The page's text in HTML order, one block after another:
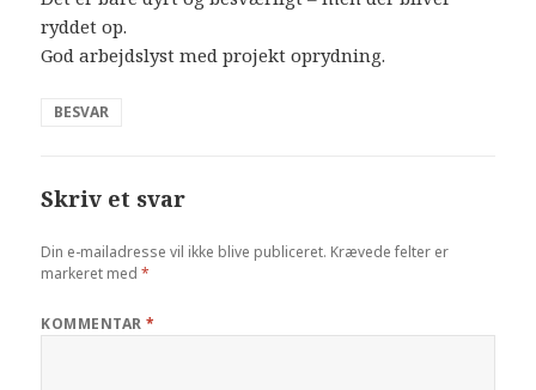
ryddet op.
God arbejdslyst med projekt oprydning.
BESVAR
Skriv et svar
Din e-mailadresse vil ikke blive publiceret. Krævede felter er
markeret med*
KOMMENTAR*